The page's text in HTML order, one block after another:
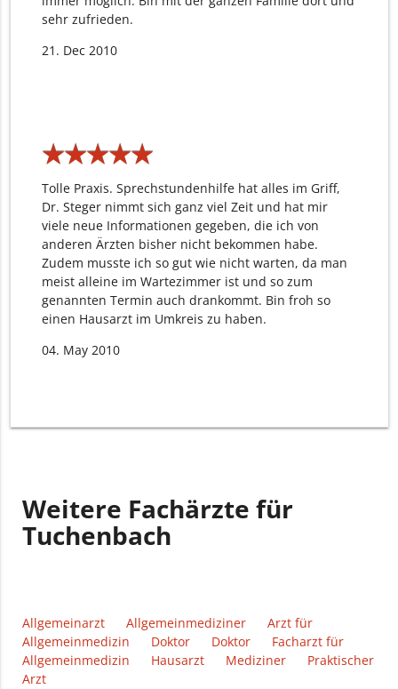
sehr zufrieden.
21. Dec 2010
★★★★★
★★★★★
Tolle Praxis. Sprechstundenhilfe hat alles im Griff,
Dr. Steger nimmt sich ganz viel Zeit und hat mir
viele neue Informationen gegeben, die ich von
anderen Ärzten bisher nicht bekommen habe.
Zudem musste ich so gut wie nicht warten, da man
meist alleine im Wartezimmer ist und so zum
genannten Termin auch drankommt. Bin froh so
einen Hausarzt im Umkreis zu haben.
04. May 2010
Weitere Fachärzte für
Tuchenbach
Allgemeinarzt Allgemeinmediziner
Arzt für
Allgemeinmedizin
Doktor Doktor
Facharzt für
Allgemeinmedizin
Hausarzt Mediziner
Praktischer
Arzt